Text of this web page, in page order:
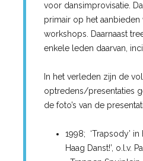
voor dansimprovisatie.
primair op het aanbieden
workshops. Daarnaast
enkele leden daarvan,
In het verleden zijn de
optredens/presentaties
de foto’s van de
1998; ‘Trapsody’ in
Haag Danst!’, o.l.v.